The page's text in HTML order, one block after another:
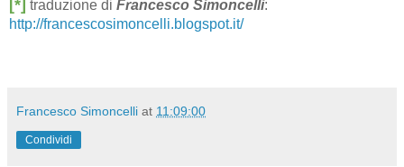
[*] traduzione di Francesco Simoncelli:
http://francescosimoncelli.blogspot.it/
Francesco Simoncelli at 11:09:00
Condividi